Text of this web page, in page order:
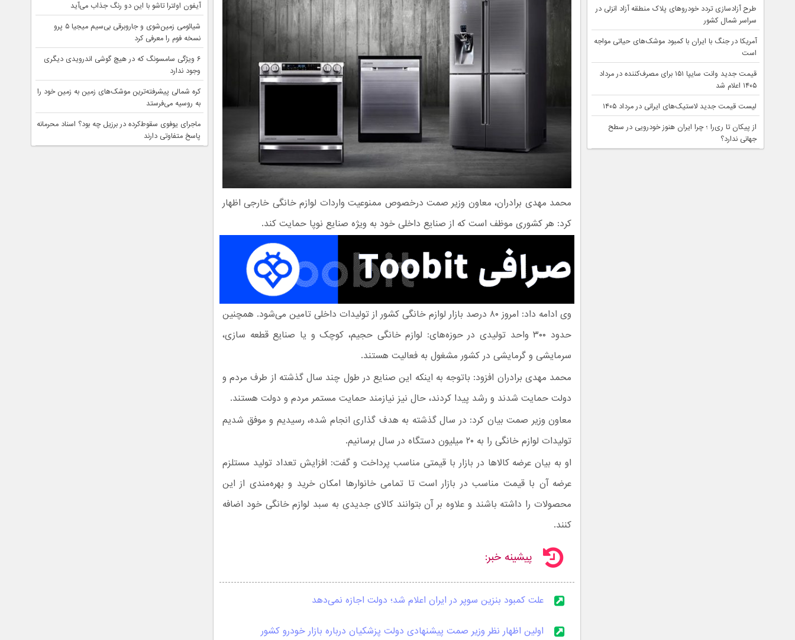
محمد مهدی برادران، معاون وزیر صمت درخصوص ممنوعیت واردات لوازم خانگی خارجی اظهار
کرد: هر کشوری موظف است که از صنایع داخلی خود به ویژه صنایع نوپا حمایت کند.
وی ادامه داد: امروز ۸۰ درصد بازار لوازم خانگی کشور از تولیدات داخلی تامین می‌شود. همچنین
حدود ۳۰۰ واحد تولیدی در حوزه‌های: لوازم خانگی حجیم، کوچک و یا صنایع قطعه سازی،
سرمایشی و گرمایشی در کشور مشغول به فعالیت هستند.
محمد مهدی برادران افزود: باتوجه به اینکه این صنایع در طول چند سال گذشته از طرف مردم و
دولت حمایت شدند و رشد پیدا کردند، حال نیز نیازمند حمایت مستمر مردم و دولت هستند.
معاون وزیر صمت بیان کرد: در سال گذشته به هدف گذاری انجام شده، رسیدیم و موفق شدیم
تولیدات لوازم خانگی را به ۲۰ میلیون دستگاه در سال برسانیم.
او به بیان عرضه کالاها در بازار با قیمتی مناسب پرداخت و گفت: افزایش تعداد تولید مستلزم
عرضه آن با قیمت مناسب در بازار است تا تمامی خانوارها امکان خرید و بهره‌مندی از این
محصولات را داشته باشند و علاوه بر آن بتوانند کالای جدیدی به سبد لوازم خانگی خود اضافه
کنند.
پیشینه خبر:
علت کمبود بنزین سوپر در ایران اعلام شد؛ دولت اجازه نمی‌دهد
اولین اظهار نظر وزیر صمت پیشنهادی دولت پزشکیان درباره بازار خودرو کشور
طرح آزادسازی تردد خودروهای پلاک منطقه آزاد انزلی در
سراسر شمال کشور
آمریکا در جنگ با ایران با کمبود موشک‌های حیاتی مواجه
است
قیمت جدید وانت سایپا ۱۵۱ برای مصرف‌کننده در مرداد
۱۴۰۵ اعلام شد
لیست قیمت جدید لاستیک‌های ایرانی در مرداد ۱۴۰۵
از پیکان تا ری‌را ؛ چرا ایران هنوز خودرویی در سطح
جهانی ندارد؟
آیفون اولترا تاشو با این دو رنگ جذاب می‌آید
شیائومی زمین‌شوی و جاروبرقی بی‌سیم میجیا ۵ پرو
نسخه فوم را معرفی کرد
۶ ویژگی سامسونگ که در هیچ گوشی اندرویدی دیگری
وجود ندارد
کره شمالی پیشرفته‌ترین موشک‌های زمین به زمین خود را
به روسیه می‌فرستد
ماجرای یوفوی سقوط‌کرده در برزیل چه بود؟ اسناد محرمانه
پاسخ متفاوتی دارند